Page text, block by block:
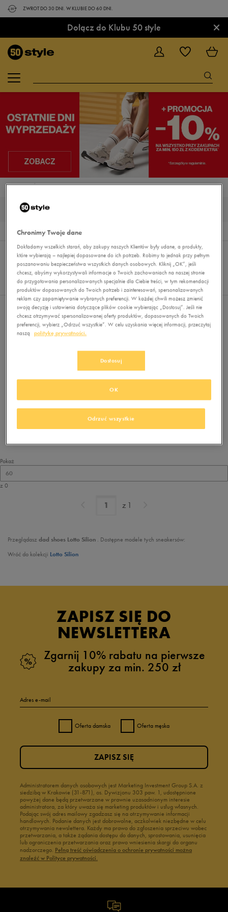
ZWROT DO 30 DNI. W KLUBIE DO 60 DNI.
Dołącz do Klubu 50 style ×
STRONA GŁÓWNA LOTTO SILION
0
Wyników
Sortuj:
REKOMENDOWANE
FILTRUJ
Pokaż
60
z 0
Nie wybrano filtrów
Brak produktów do wyświetlenia
Zmień kryteria wyszukiwania lub
usuń wybrane filtry
Pokaż
60
z 0
z 1
Przeglądasz dad shoes Lotto Silion . Dostępne modele tych sneakersów:
Wróć do kolekcji Lotto Silion
ZAPISZ SIĘ DO
NEWSLETTERA
Zgarnij 10% rabatu na pierwsze
zakupy za min. 250 zł
Adres e-mail
Oferta damska Oferta męska
Administratorem danych osobowych jest Marketing Investment Group S.A. z
siedzibą w Krakowie (31-871), os. Dywizjonu 303 paw. 1, udostępnione
powyżej dane będą przetwarzane w prawnie uzasadnionym interesie
administratora, za który uważa się marketing produktów i usług własnych.
Podając swój adres mailowy zgadzasz się na otrzymywanie informacji
handlowych. Podanie danych jest dobrowolne, aczkolwiek niezbędne w celu
otrzymywania newslettera. Każdy ma prawo do zgłoszenia sprzeciwu wobec
przetwarzania, a także żądania dostępu do danych, sprostowania, usunięcia
lub ograniczenia przetwarzania oraz prawo wniesienia skargi do organu
nadzorczego. Pełną treść oświadczenia o ochronie prywatności można
znaleźć w Polityce prywatności.
ZAPISZ SIĘ
Chronimy Twoje dane
Dokładamy wszelkich starań, aby zakupy naszych Klientów były udane, a produkty,
które wybierają – najlepiej dopasowane do ich potrzeb. Robimy to jednak przy pełnym
poszanowaniu bezpieczeństwa wszystkich danych osobowych. Kliknij „OK”, jeśli
chcesz, abyśmy wykorzystywali informacje o Twoich zachowaniach na naszej stronie
do przygotowania personalizowanych specjalnie dla Ciebie treści, w tym rekomendacji
produktów dopasowanych do Twoich potrzeb i zainteresowań, spersonalizowanych
reklam czy zapamiętywanie wybranych preferencji. W każdej chwili możesz zmienić
swoją decyzję i ustawienia dotyczące plików cookie wybierając „Dostosuj”. Jeśli nie
chcesz otrzymywać spersonalizowanej oferty produktów, dopasowanych do Twoich
preferencji, wybierz „Odrzuć wszystkie”. W celu uzyskania więcej informacji, przeczytaj
naszą
politykę prywatności.
Dostosuj
Odrzuć wszystkie
OK